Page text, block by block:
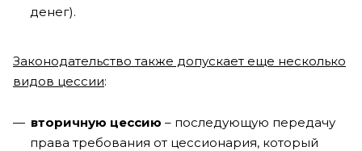
денег).
Законодательство также допускает еще несколько
видов цессии:
вторичную цессию – последующую передачу
права требования от цессионария, который